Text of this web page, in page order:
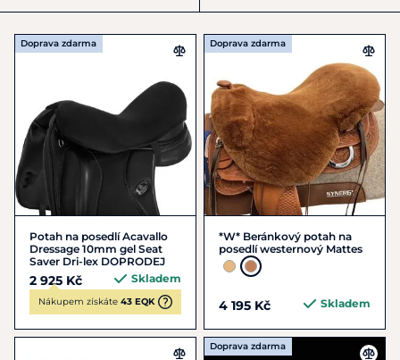
Doprava zdarma
Potah na posedlí Acavallo
Dressage 10mm gel Seat
Saver Dri-lex DOPRODEJ
2 925 Kč Skladem
Nákupem získáte 43 EQK
Doprava zdarma
*W* Beránkový potah na
posedlí westernový Mattes
4 195 Kč Skladem
Doprava zdarma